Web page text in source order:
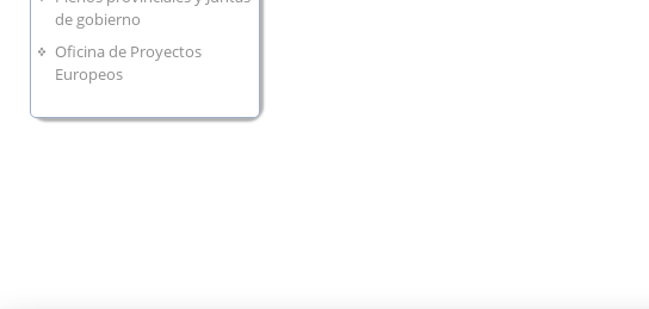
de gobierno
Oficina de Proyectos
Europeos